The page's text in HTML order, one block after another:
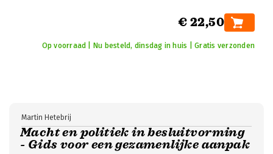
€ 22,50
Op voorraad | Nu besteld, dinsdag in huis | Gratis verzonden
Macht en politiek in besluitvorming
- Gids voor een gezamenlijke aanpak
Martin Hetebrij